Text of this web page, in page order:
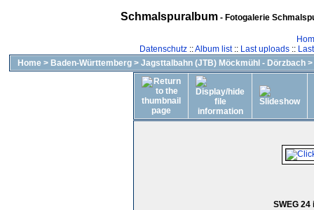
Schmalspuralbum- Fotogalerie
Datenschutz::Album list:: Last uploads::
Home > Baden-Württemberg > Jagsttalbahn (JTB) Möckmühl - Dörzbach >
SWEG